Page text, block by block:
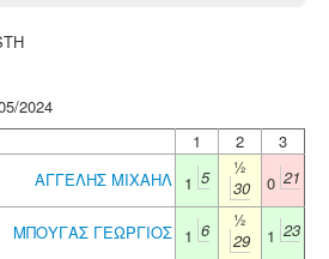
2024
1
2
3
ΑΓΓΕΛΗΣ ΜΙΧΑΗΛ 1 5
½
30
0 21
ΜΠΟΥΓΑΣ ΓΕΩΡΓΙΟΣ 1 6
½
29
1 23